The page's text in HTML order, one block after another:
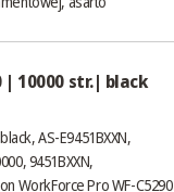
| 10000 str.| black
AS-E9451BXXN,
9451BXXN,
WorkForce Pro WF-C5290